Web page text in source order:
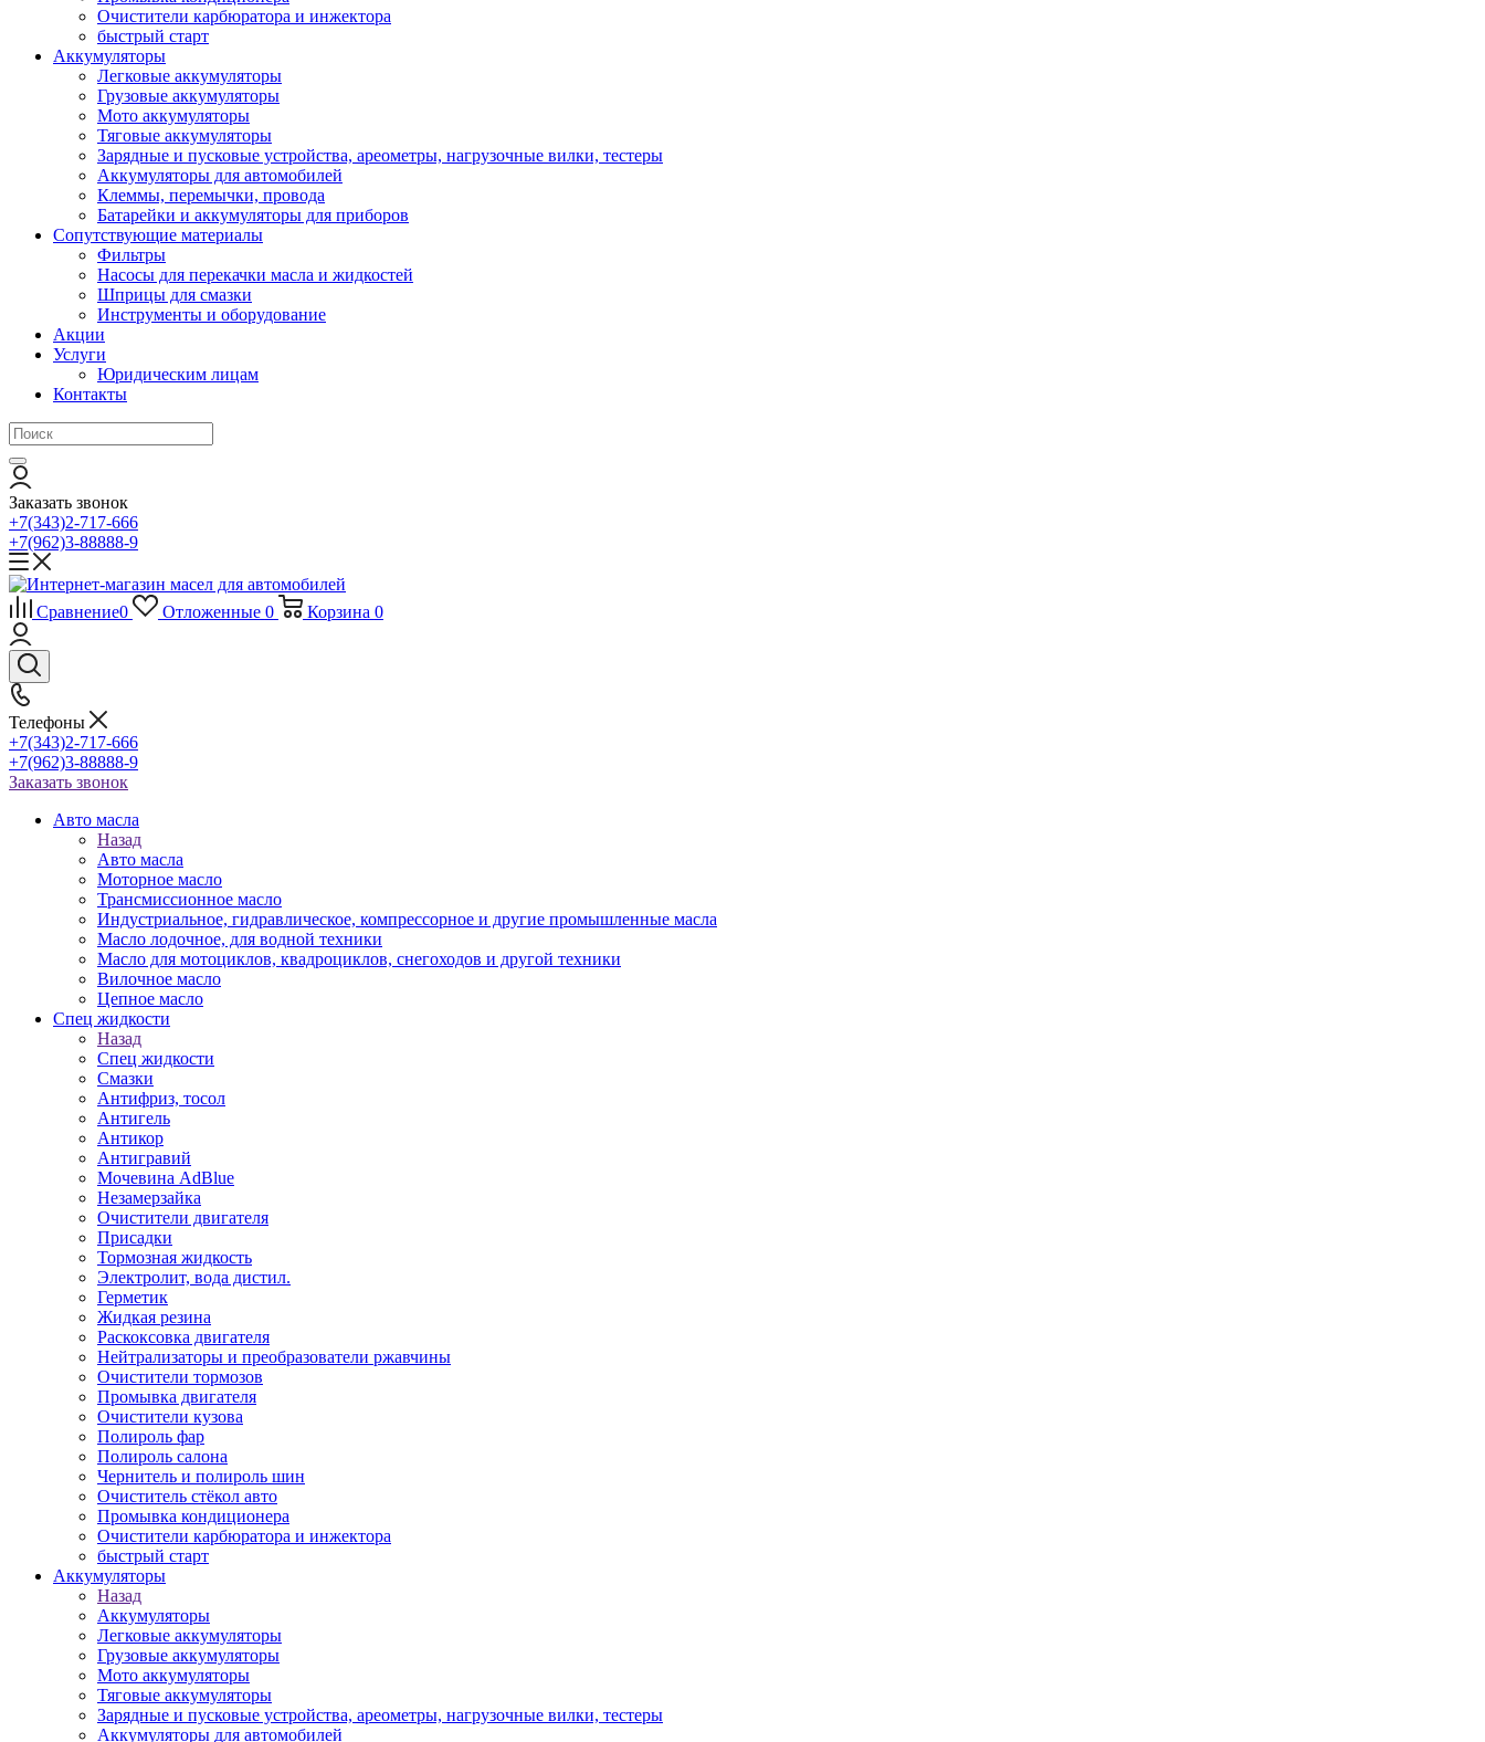
Очистители карбюратора и инжектора
быстрый старт
Аккумуляторы
Легковые аккумуляторы
Грузовые аккумуляторы
Мото аккумуляторы
Тяговые аккумуляторы
Зарядные и пусковые устройства, ареометры, нагрузочные вилки, тестеры
Аккумуляторы для автомобилей
Клеммы, перемычки, провода
Батарейки и аккумуляторы для приборов
Сопутствующие материалы
Фильтры
Насосы для перекачки масла и жидкостей
Шприцы для смазки
Инструменты и оборудование
Акции
Услуги
Юридическим лицам
Контакты
Заказать звонок
+7(343)2-717-666
+7(962)3-88888-9
Сравнение0 Отложенные 0 Корзина 0
Телефоны
+7(343)2-717-666
+7(962)3-88888-9
Заказать звонок
Авто масла
Назад
Авто масла
Моторное масло
Трансмиссионное масло
Индустриальное, гидравлическое, компрессорное и другие промышленные масла
Масло лодочное, для водной техники
Масло для мотоциклов, квадроциклов, снегоходов и другой техники
Вилочное масло
Цепное масло
Спец жидкости
Назад
Спец жидкости
Смазки
Антифриз, тосол
Антигель
Антикор
Антигравий
Мочевина AdBlue
Незамерзайка
Очистители двигателя
Присадки
Тормозная жидкость
Электролит, вода дистил.
Герметик
Жидкая резина
Раскоксовка двигателя
Нейтрализаторы и преобразователи ржавчины
Очистители тормозов
Промывка двигателя
Очистители кузова
Полироль фар
Полироль салона
Чернитель и полироль шин
Очиститель стёкол авто
Промывка кондиционера
Очистители карбюратора и инжектора
быстрый старт
Аккумуляторы
Назад
Аккумуляторы
Легковые аккумуляторы
Грузовые аккумуляторы
Мото аккумуляторы
Тяговые аккумуляторы
Зарядные и пусковые устройства, ареометры, нагрузочные вилки, тестеры
Аккумуляторы для автомобилей